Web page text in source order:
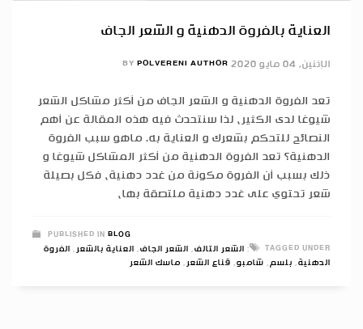
العناية بالفروة الدهنية و الشعر الجاف
الإثنين, 04 مايو 2020 BY POLVERENI AUTHOR
تعد الفروة الدهنية و الشعر الجاف من أكثر مشاكل الشعر
شيوعًا لدى الكثير، لذا سنتحدث فيه هذه المقالة عن أهم
النصائح للتحكم بشعرك و العناية به. ماهو سبب الفروة
الدهنية؟ تعد الفروة الدهنية من أكثر المشاكل شيوعًا و
ذلك بسبب أن الفروة مكونة من غدد دهنية، فكل بصيلة
شعر تحتوي على غدد دهنية ملتصقة بها،
PUBLISHED IN BLOG
TAGGED UNDER:
الشعر التالف, الشعر الجاف, العناية بالشعر, الفروة
الدهنية, بلسم, شامبو, قناع الشعر, ماسك الشعر